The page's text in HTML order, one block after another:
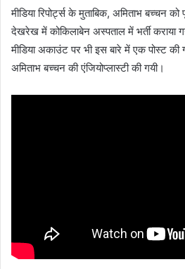
मीडिया रिपोर्ट्स के मुताबिक, अमिताभ बच्चन को
देखरेख में कोकिलाबेन अस्पताल में भर्ती कराया
मीडिया अकाउंट पर भी इस बारे में एक पोस्ट की
अमिताभ बच्चन की एंजियोप्लास्टी की गयी।